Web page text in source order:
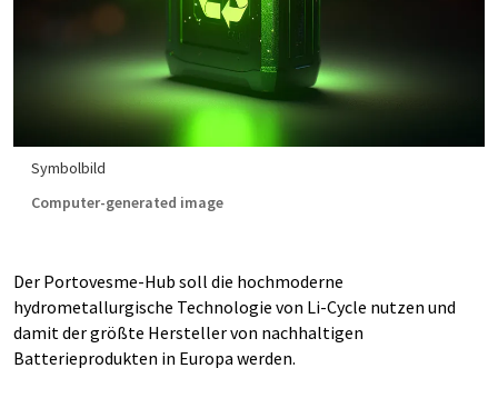
Symbolbild
Computer-generated image
Der Portovesme-Hub soll die hochmoderne
hydrometallurgische Technologie von Li-Cycle nutzen und
damit der größte Hersteller von nachhaltigen
Batterieprodukten in Europa werden.